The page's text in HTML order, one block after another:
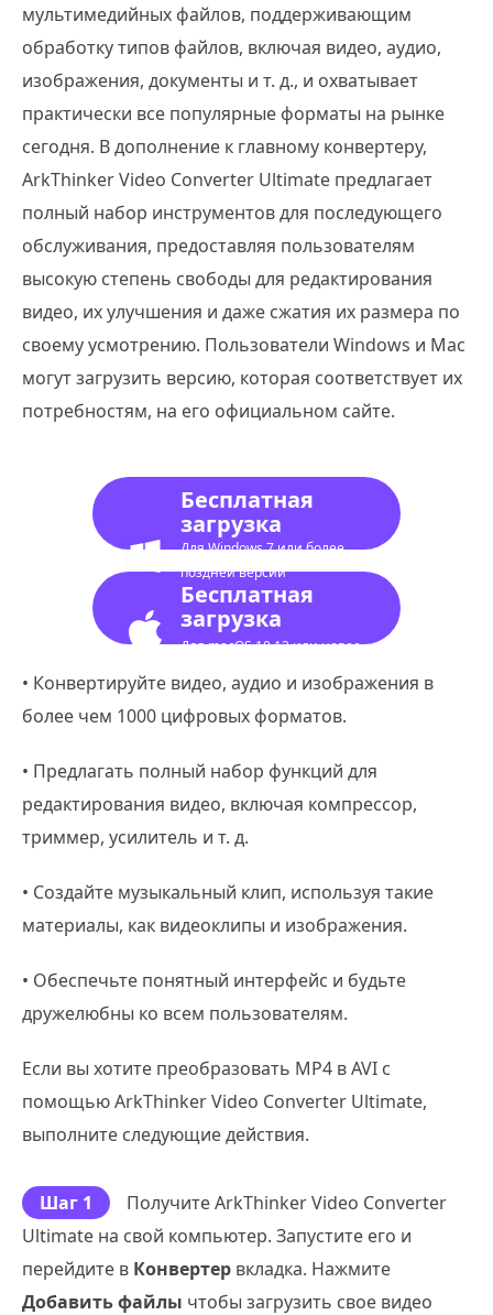
мультимедийных файлов, поддерживающим
обработку типов файлов, включая видео, аудио,
изображения, документы и т. д., и охватывает
практически все популярные форматы на рынке
сегодня. В дополнение к главному конвертеру,
ArkThinker Video Converter Ultimate предлагает
полный набор инструментов для последующего
обслуживания, предоставляя пользователям
высокую степень свободы для редактирования
видео, их улучшения и даже сжатия их размера по
своему усмотрению. Пользователи Windows и Mac
могут загрузить версию, которая соответствует их
потребностям, на его официальном сайте.
Бесплатная
загрузка
Для Windows 7 или более
поздней версии
Бесплатная
загрузка
Для macOS 10.12 или новее
• Конвертируйте видео, аудио и изображения в
более чем 1000 цифровых форматов.
• Предлагать полный набор функций для
редактирования видео, включая компрессор,
триммер, усилитель и т. д.
• Создайте музыкальный клип, используя такие
материалы, как видеоклипы и изображения.
• Обеспечьте понятный интерфейс и будьте
дружелюбны ко всем пользователям.
Если вы хотите преобразовать MP4 в AVI с
помощью ArkThinker Video Converter Ultimate,
выполните следующие действия.
Шаг 1
Получите ArkThinker Video Converter
Ultimate на свой компьютер. Запустите его и
перейдите в Конвертер вкладка. Нажмите
Добавить файлы чтобы загрузить свое видео